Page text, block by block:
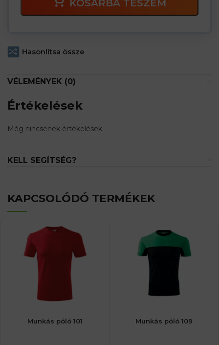
KOSÁRBA TESZEM
Hasonlítsa össze
VÉLEMÉNYEK (0)
Értékelések
Még nincsenek értékelések.
KELL SEGÍTSÉG?
KAPCSOLÓDÓ TERMÉKEK
Munkás póló 101 Munkás póló 109